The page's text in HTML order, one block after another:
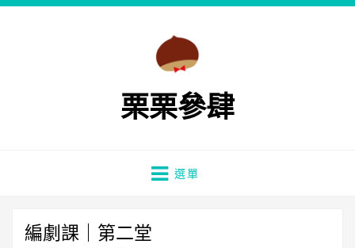
栗栗參肆
選單
編劇課｜第二堂